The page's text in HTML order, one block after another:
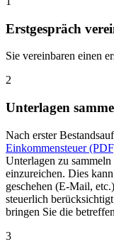
Erstgespräch
Sie vereinbaren einen
2
Unterlagen
Nach erster
Einkommensteuer
Unterlagen zu
einzureichen. Dies
geschehen (E-Mail,
steuerlich
bringen Sie die
3